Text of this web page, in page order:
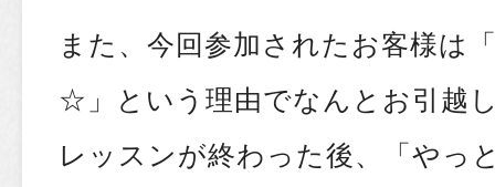
また、今回参加されたお客様は
☆」という理由でなんとお引越
レッスンが終わった後、「やっ